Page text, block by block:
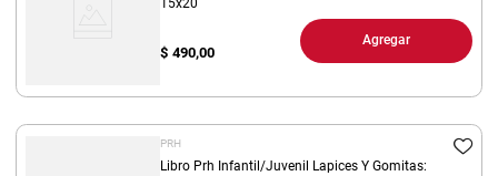
$ 490,00
Agregar
PRH
Libro Prh Infantil/Juvenil Lapices Y Gomitas: